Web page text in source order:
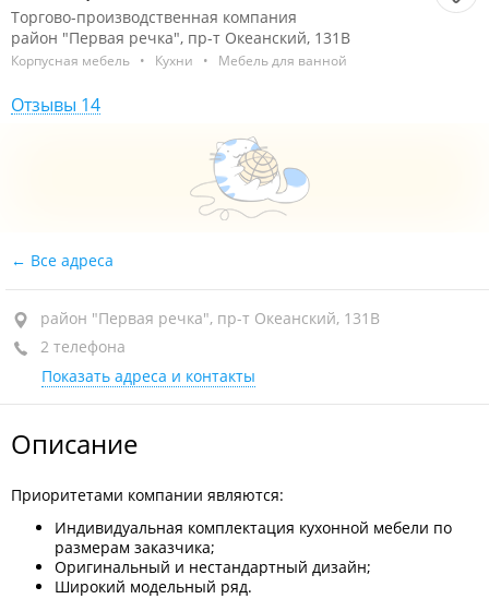
Торгово-производственная компания
район "Первая речка", пр-т Океанский, 131В
Корпусная мебель • Кухни • Мебель для ванной
Отзывы 14
Все адреса
район "Первая речка", пр-т Океанский, 131В
2 телефона
Показать адреса и контакты
Описание
Приоритетами компании являются:
Индивидуальная комплектация кухонной мебели по
размерам заказчика;
Оригинальный и нестандартный дизайн;
Широкий модельный ряд.